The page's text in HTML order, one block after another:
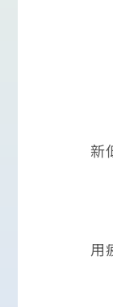
新
用